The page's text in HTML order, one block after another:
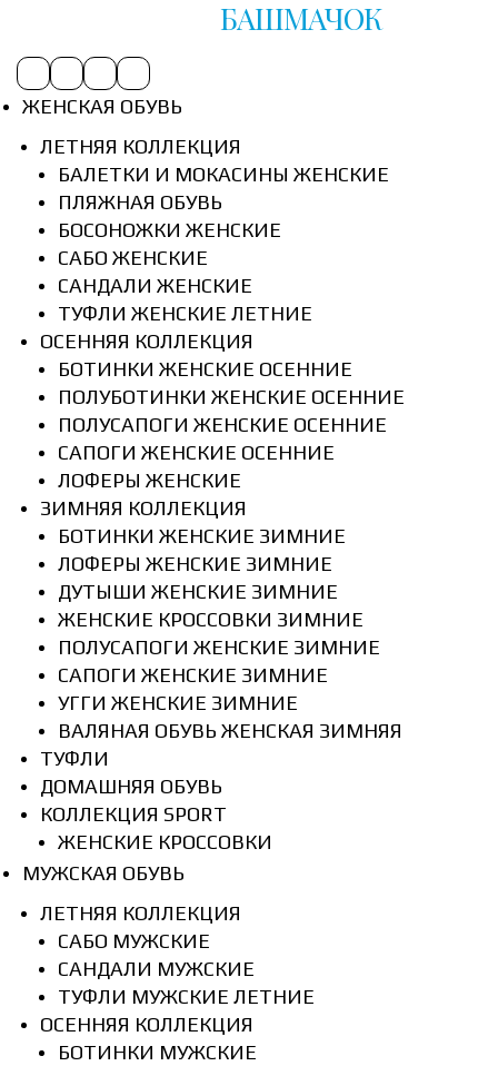
БАШМАЧОК
ЖЕНСКАЯ ОБУВЬ
ЛЕТНЯЯ КОЛЛЕКЦИЯ
БАЛЕТКИ И МОКАСИНЫ ЖЕНСКИЕ
ПЛЯЖНАЯ ОБУВЬ
БОСОНОЖКИ ЖЕНСКИЕ
САБО ЖЕНСКИЕ
САНДАЛИ ЖЕНСКИЕ
ТУФЛИ ЖЕНСКИЕ ЛЕТНИЕ
ОСЕННЯЯ КОЛЛЕКЦИЯ
БОТИНКИ ЖЕНСКИЕ ОСЕННИЕ
ПОЛУБОТИНКИ ЖЕНСКИЕ ОСЕННИЕ
ПОЛУСАПОГИ ЖЕНСКИЕ ОСЕННИЕ
САПОГИ ЖЕНСКИЕ ОСЕННИЕ
ЛОФЕРЫ ЖЕНСКИЕ
ЗИМНЯЯ КОЛЛЕКЦИЯ
БОТИНКИ ЖЕНСКИЕ ЗИМНИЕ
ЛОФЕРЫ ЖЕНСКИЕ ЗИМНИЕ
ДУТЫШИ ЖЕНСКИЕ ЗИМНИЕ
ЖЕНСКИЕ КРОССОВКИ ЗИМНИЕ
ПОЛУСАПОГИ ЖЕНСКИЕ ЗИМНИЕ
САПОГИ ЖЕНСКИЕ ЗИМНИЕ
УГГИ ЖЕНСКИЕ ЗИМНИЕ
ВАЛЯНАЯ ОБУВЬ ЖЕНСКАЯ ЗИМНЯЯ
ТУФЛИ
ДОМАШНЯЯ ОБУВЬ
КОЛЛЕКЦИЯ SPORT
ЖЕНСКИЕ КРОССОВКИ
МУЖСКАЯ ОБУВЬ
ЛЕТНЯЯ КОЛЛЕКЦИЯ
САБО МУЖСКИЕ
САНДАЛИ МУЖСКИЕ
ТУФЛИ МУЖСКИЕ ЛЕТНИЕ
ОСЕННЯЯ КОЛЛЕКЦИЯ
БОТИНКИ МУЖСКИЕ